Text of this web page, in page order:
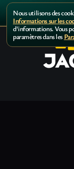
Nous utilisons des
Informations sur les
d'informations. Vous
paramètres dans les